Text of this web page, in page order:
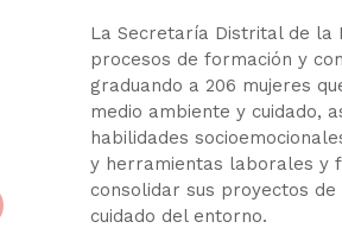
La Secretaría Distrital de la
procesos de formación y
graduando a 206 mujeres
medio ambiente y cuidado,
habilidades
y herramientas laborales y
consolidar sus proyectos
cuidado del entorno.